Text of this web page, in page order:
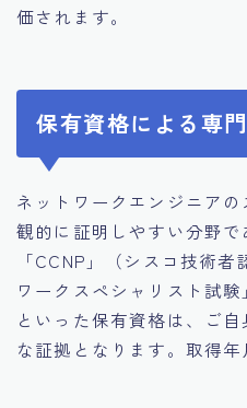
価されます。
保有資格による専
ネットワークエンジニア
観的に証明しやすい分野
「CCNP」（シスコ技術
ワークスペシャリスト試験
といった保有資格は、ご
な証拠となります。取得年